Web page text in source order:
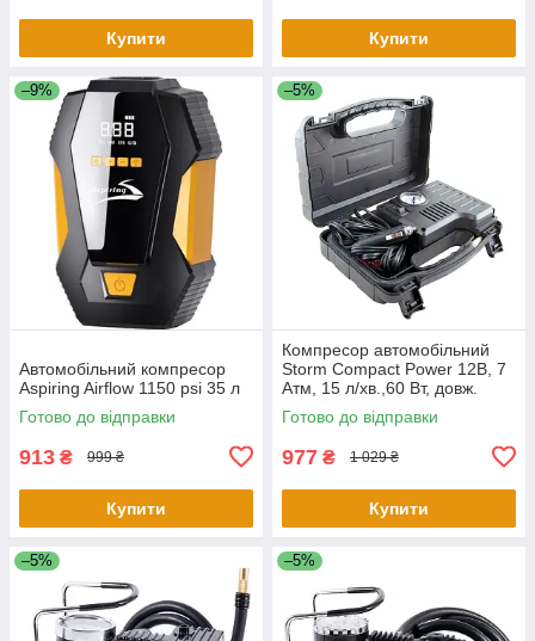
Купити Купити
–9%
Автомобільний компресор
Aspiring Airflow 1150 psi 35 л
Готово до відправки
913 ₴ 999 ₴
Купити
–5%
Компресор автомобільний
Storm Compact Power 12В, 7
Атм, 15 л/хв.,60 Вт, довж.
шланга 0,45
Готово до відправки
977 ₴ 1 029 ₴
Купити
–5% –5%